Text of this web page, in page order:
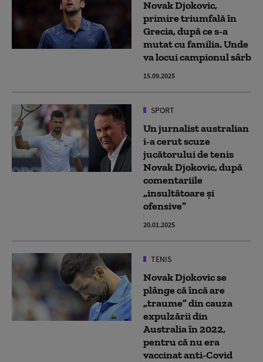
Novak Djokovic,
primire triumfală în
Grecia, după ce s-a
mutat cu familia. Unde
va locui campionul sârb
15.09.2025
SPORT
Un jurnalist australian
i-a cerut scuze
jucătorului de tenis
Novak Djokovic, după
comentariile
„insultătoare și
ofensive”
20.01.2025
TENIS
Novak Djokovic se
plânge că încă are
„traume” din cauza
expulzării din
Australia în 2022,
pentru că nu era
vaccinat anti-Covid